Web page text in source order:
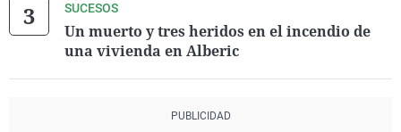
SUCESOS
Un muerto y tres heridos en el incendio de
una vivienda en Alberic